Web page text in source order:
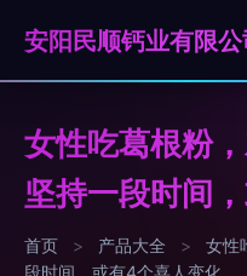
安阳民顺钙业有限公
女性吃葛根粉
坚持一段时间
首页 > 产品大全 >
女性
段时间，或有4个喜人变化